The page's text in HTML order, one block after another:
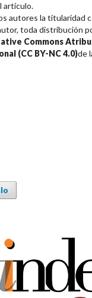
artículo.
autores la titularidad
toda distribución
Commons
(CC BY-NC 4.0)de